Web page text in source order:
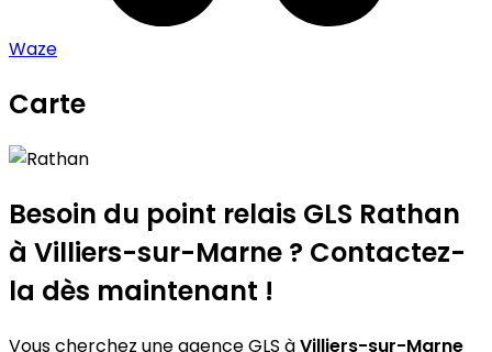
Waze
Carte
+
−
Besoin du point relais GLS Rathan
à Villiers-sur-Marne ? Contactez-
la dès maintenant !
Vous cherchez une agence GLS àVilliers-sur-Marne